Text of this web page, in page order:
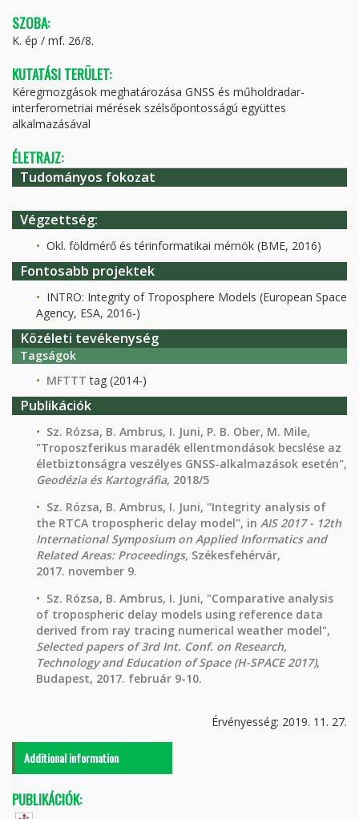
SZOBA:
K. ép / mf. 26/8.
KUTATÁSI TERÜLET:
Kéregmozgások meghatározása GNSS és műholdradar-
interferometriai mérések szélsőpontosságú együttes
alkalmazásával
ÉLETRAJZ:
Tudományos fokozat
Végzettség:
Okl. földmérő és térinformatikai mérnök (BME, 2016)
Fontosabb projektek
INTRO: Integrity of Troposphere Models (European Space
Agency, ESA, 2016-)
Közéleti tevékenység
Tagságok
MFTTT tag (2014-)
Publikációk
Sz. Rózsa, B. Ambrus, I. Juni, P. B. Ober, M. Mile,
"Troposzferikus maradék ellentmondások becslése az
életbiztonságra veszélyes GNSS-alkalmazások esetén",
Geodézia és Kartográfia, 2018/5
Sz. Rózsa, B. Ambrus, I. Juni, "Integrity analysis of
the RTCA tropospheric delay model", in AIS 2017 - 12th
International Symposium on Applied Informatics and
Related Areas: Proceedings, Székesfehérvár,
2017. november 9.
Sz. Rózsa, B. Ambrus, I. Juni, "Comparative analysis
of tropospheric delay models using reference data
derived from ray tracing numerical weather model",
Selected papers of 3rd Int. Conf. on Research,
Technology and Education of Space (H-SPACE 2017),
Budapest, 2017. február 9-10.
Érvényesség: 2019. 11. 27.
Additional information
PUBLIKÁCIÓK: